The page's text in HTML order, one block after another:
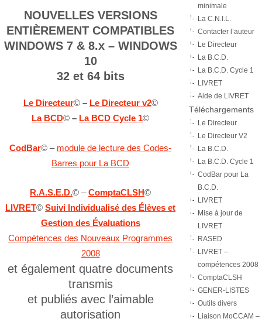
NOUVELLES VERSIONS
ENTIÈREMENT COMPATIBLES
WINDOWS 7 & 8.x – WINDOWS
10
32 et 64 bits
Le Directeur©– Le Directeur v2©
La BCD© – La BCD Cycle 1©
CodBar© – module de lecture des Codes-
Barres pour La BCD
R.A.S.E.D.© –ComptaCLSH©
LIVRET©Suivi Individualisé des Élèves et
Gestion des Évaluations
Compétences des Nouveaux Programmes
2008
et également quatre documents
transmis
et publiés avec l’aimable
autorisation
minimale
La C.N.I.L.
Contacter l’auteur
Le Directeur
La B.C.D.
La B.C.D. Cycle 1
LIVRET
Aide de LIVRET
Téléchargements
Le Directeur
Le Directeur V2
La B.C.D.
La B.C.D. Cycle 1
CodBar pour La
B.C.D.
LIVRET
Mise à jour de
LIVRET
RASED
LIVRET –
compétences 2008
ComptaCLSH
GENER-LISTES
Outils divers
Liaison MoCCAM –